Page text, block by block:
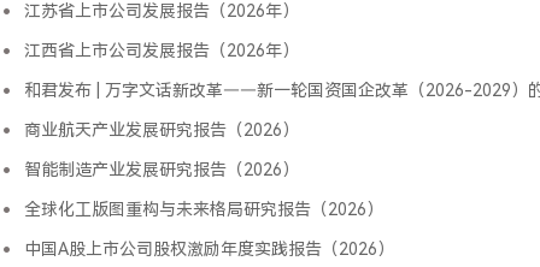
江苏省上市公司发展报告（2026年）
江西省上市公司发展报告（2026年）
和君发布 | 万字文话新改革——新一轮国资国企改革（2026-2029）
商业航天产业发展研究报告（2026）
智能制造产业发展研究报告（2026）
全球化工版图重构与未来格局研究报告（2026）
中国A股上市公司股权激励年度实践报告（2026）